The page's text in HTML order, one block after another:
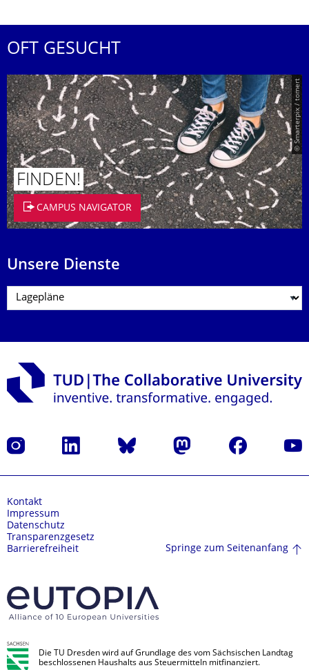
OFT GESUCHT
© Smarterpix / tomert
FINDEN!
CAMPUS NAVIGATOR
Unsere Dienste
Instagram LinkedIn Bluesky Mastodon Facebook
Kontakt
Impressum
Datenschutz
Transparenzgesetz
Barrierefreiheit
Springe zum Seitenanfang
Die TU Dresden wird auf Grundlage des vom Sächsischen Landtag
beschlossenen Haushalts aus Steuermitteln mitfinanziert.